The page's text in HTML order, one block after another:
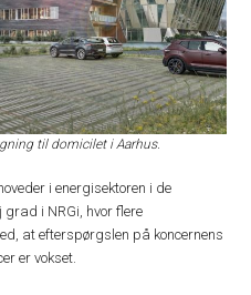
til domicilet i Aarhus.
i energisektoren i de
i NRGi, hvor flere
at efterspørgslen på koncernens
er vokset.